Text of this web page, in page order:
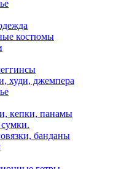
костюмы
худи, джемпера
кепки, панамы
банданы